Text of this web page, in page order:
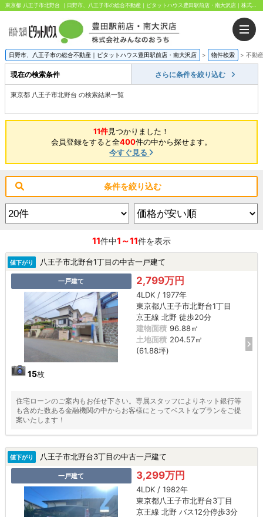
東京都 八王子市北野台 ｜日野市、八王子市の総合不動産｜ピタットハウス豊田駅前店・南大沢店｜株式会社みんなのおうち
日野市、八王子市の総合不動産｜ピタットハウス豊田駅前店・南大沢店 > 物件検索 > 不動
現在の検索条件 さらに条件を絞り込む
東京都 八王子市北野台 の検索結果一覧
11件見つかりました！
会員登録をすると全400件の中から探せます。
今すぐ見る
条件を絞り込む
11件中1～11件を表示
値下がり 八王子市北野台1丁目の中古一戸建て
一戸建て
15枚
2,799万円
4LDK / 1977年
東京都八王子市北野台1丁目
京王線 北野 徒歩20分
建物面積 96.88㎡
土地面積 204.57㎡
(61.88坪)
住宅ローンのご案内もお任せ下さい。専属スタッフによりネット銀行等
も含めた数ある金融機関の中からお客様にとってベストなプランをご提
案いたします！
値下がり 八王子市北野台3丁目の中古一戸建て
一戸建て 3,299万円
4LDK / 1982年
東京都八王子市北野台3丁目
京王線 北野 バス12分停歩3分